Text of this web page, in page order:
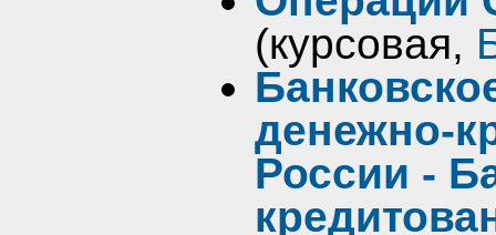
(курсовая,
денежно-
России -